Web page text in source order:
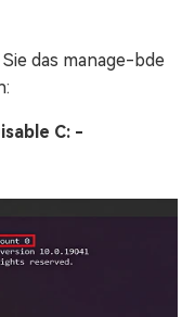
das manage-bde
C: -